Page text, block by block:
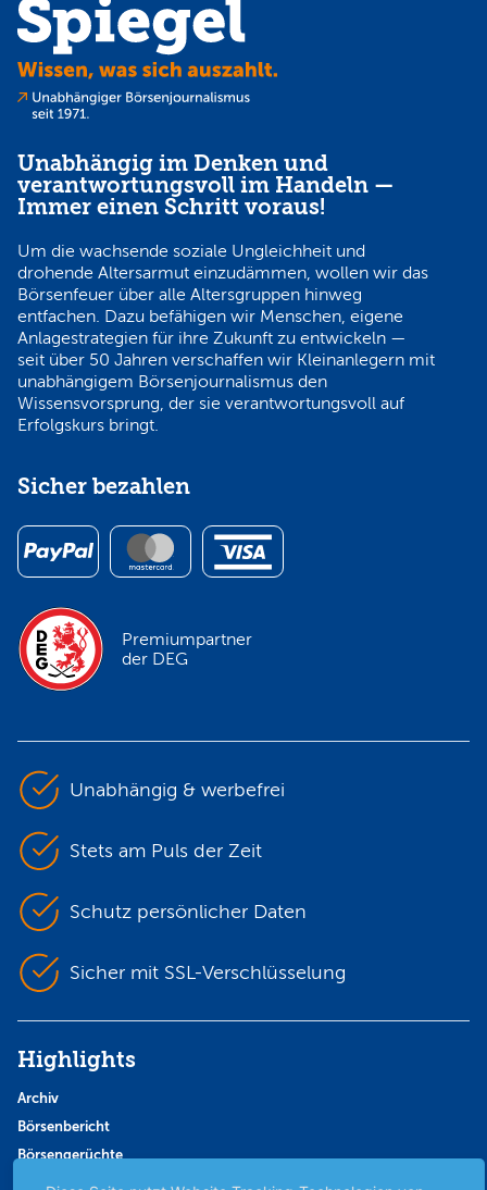
Unabhängig im Denken und
verantwortungsvoll im Handeln —
Immer einen Schritt voraus!
Um die wachsende soziale Ungleichheit und
drohende Altersarmut einzudämmen, wollen wir das
Börsenfeuer über alle Altersgruppen hinweg
entfachen. Dazu befähigen wir Menschen, eigene
Anlagestrategien für ihre Zukunft zu entwickeln —
seit über 50 Jahren verschaffen wir Kleinanlegern mit
unabhängigem Börsenjournalismus den
Wissensvorsprung, der sie verantwortungsvoll auf
Erfolgskurs bringt.
Sicher bezahlen
Premiumpartner
der DEG
Unabhängig & werbefrei
Stets am Puls der Zeit
Schutz persönlicher Daten
Sicher mit SSL-Verschlüsselung
Highlights
Archiv
Börsenbericht
Börsengerüchte
Börsengespräche